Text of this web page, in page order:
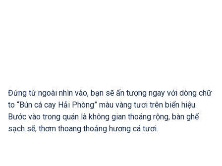
Đứng từ ngoài nhìn vào, bạn sẽ ấn tượng ngay với dòng chữ
to “Bún cá cay Hải Phòng” màu vàng tươi trên biển hiệu.
Bước vào trong quán là không gian thoáng rộng, bàn ghế
sạch sẽ, thơm thoang thoảng hương cá tươi.